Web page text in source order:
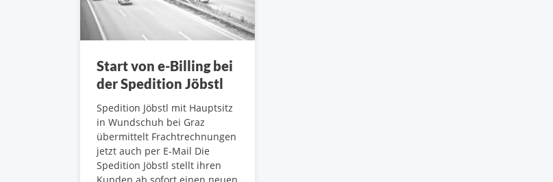
Start von e-Billing bei
der Spedition Jöbstl
Spedition Jöbstl mit Hauptsitz
in Wundschuh bei Graz
übermittelt Frachtrechnungen
jetzt auch per E-Mail Die
Spedition Jöbstl stellt ihren
Kunden ab sofort einen neuen